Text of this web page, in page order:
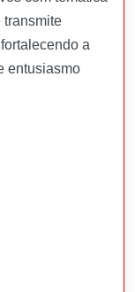
transmite
a
entusiasmo